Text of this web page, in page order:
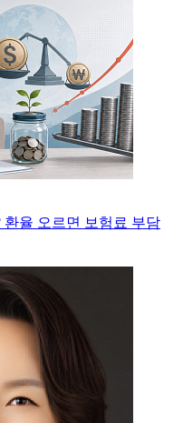
환율 오르면 보험료 부담